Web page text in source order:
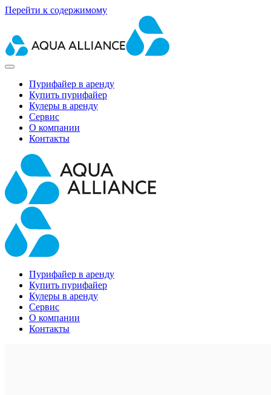
Перейти к содержимому
Пурифайер в аренду
Купить пурифайер
Кулеры в аренду
Сервис
О компании
Контакты
Пурифайер в аренду
Купить пурифайер
Кулеры в аренду
Сервис
О компании
Контакты